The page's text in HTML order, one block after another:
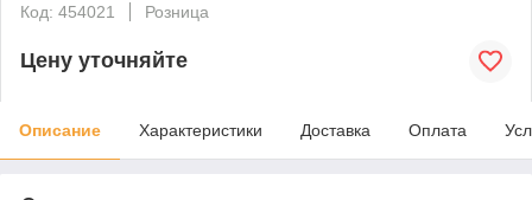
Код: 454021
Розница
Цену уточняйте
Описание Характеристики Доставка Оплата